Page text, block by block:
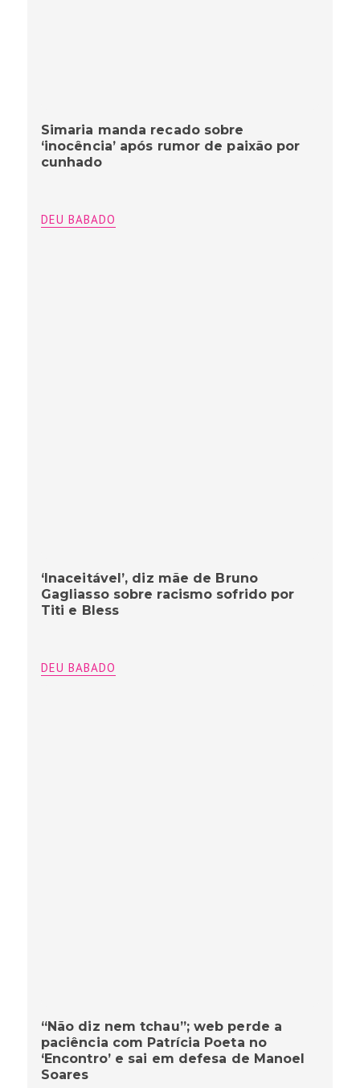
Simaria manda recado sobre
‘inocência’ após rumor de paixão por
cunhado
DEU BABADO
‘Inaceitável’, diz mãe de Bruno
Gagliasso sobre racismo sofrido por
Titi e Bless
DEU BABADO
“Não diz nem tchau”; web perde a
paciência com Patrícia Poeta no
‘Encontro’ e sai em defesa de Manoel
Soares